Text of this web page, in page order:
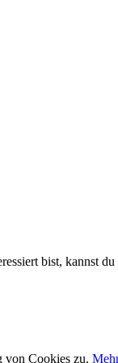
bist, kannst
von Cookies zu.